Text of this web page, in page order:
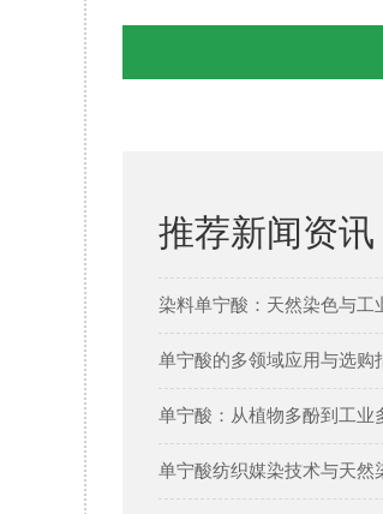
推荐新闻资讯
染料单宁酸：天然染色与工
单宁酸的多领域应用与选购
单宁酸：从植物多酚到工业
单宁酸纺织媒染技术与天然